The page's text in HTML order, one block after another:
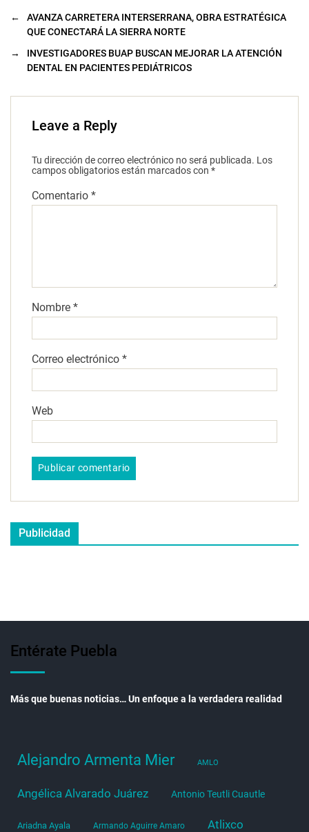
←
AVANZA CARRETERA INTERSERRANA, OBRA ESTRATÉGICA
QUE CONECTARÁ LA SIERRA NORTE
→
INVESTIGADORES BUAP BUSCAN MEJORAR LA ATENCIÓN
DENTAL EN PACIENTES PEDIÁTRICOS
Leave a Reply
Tu dirección de correo electrónico no será publicada. Los
campos obligatorios están marcados con *
Comentario *
Nombre *
Correo electrónico *
Web
Publicidad
Entérate Puebla
Más que buenas noticias… Un enfoque a la verdadera realidad
Alejandro Armenta Mier AMLO
Angélica Alvarado Juárez Antonio Teutli Cuautle
Ariadna Ayala Armando Aguirre Amaro Atlixco